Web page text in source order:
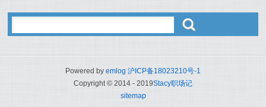
ő
Powered by emlog 沪ICP备18023210号-1
Copyright © 2014 - 2019Stacy职场记
sitemap